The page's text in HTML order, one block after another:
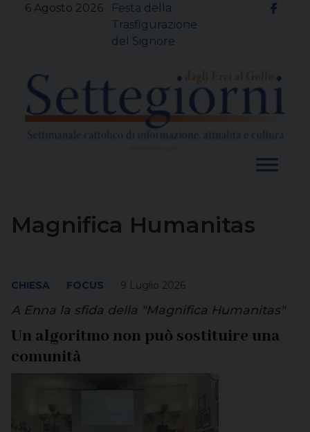
6 Agosto 2026
Festa della
Trasfigurazione
del Signore
Magnifica Humanitas
9 Luglio 2026
CHIESA FOCUS
A Enna la sfida della "Magnifica Humanitas"
Un algoritmo non può sostituire una
comunità